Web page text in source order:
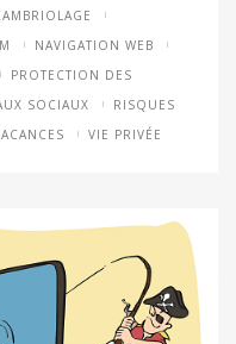
NAVIGATION WEB
PROTECTION DES
SOCIAUX
RISQUES
VIE PRIVÉE